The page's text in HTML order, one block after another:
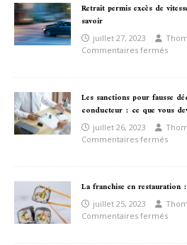
Retrait permis excès de
savoir
juillet 27, 2023
Commentaires fermés
Les sanctions pour fausse
conducteur : ce que vous
juillet 26, 2023
Commentaires fermés
La franchise en
juillet 25, 2023
Commentaires fermés